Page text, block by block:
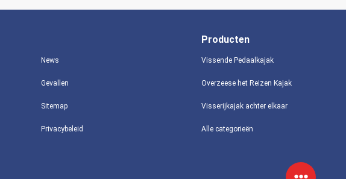
News
Gevallen
Sitemap
Privacybeleid
Producten
Vissende Pedaalkajak
Overzeese het Reizen Kajak
Visserijkajak achter elkaar
Alle categorieën